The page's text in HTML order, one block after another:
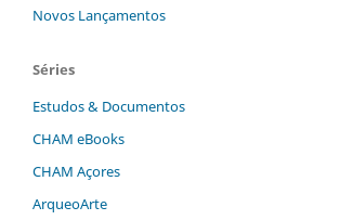
Novos Lançamentos
Séries
Estudos & Documentos
CHAM eBooks
CHAM Açores
ArqueoArte